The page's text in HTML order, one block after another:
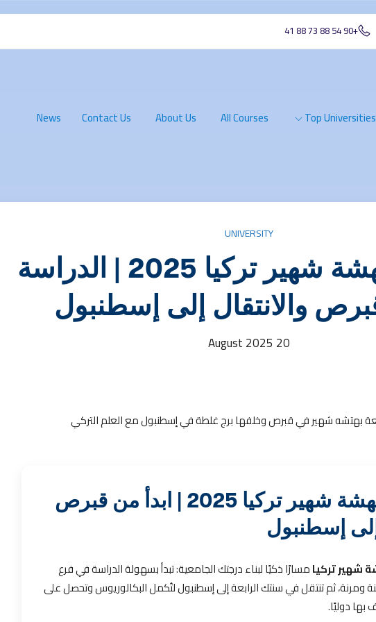
+90 54 88 73 88 41
Top Universities
All Courses
About Us
Contact Us
News
UNIVERSITY
جامعة بهشة شهير تركيا 2025 | الدراسة
والانتقال إلى إسطنبول
20 August 2025
جامعة بهشة شهير تركيا 2025 | ابدأ من قبرص
إسطنبول
شهير تركيامسارًا ذكيًا لبناء درجتك الجامعية: تبدأ بسهولة الدراسة في فرع
ومرنة، ثم تنتقل في سنتك الرابعة إلى إسطنبول لتُكمل البكالوريوس وتحصل على
دوليًا.